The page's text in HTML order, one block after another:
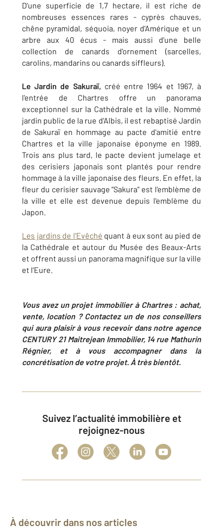
D'une superficie de 1,7 hectare, il est riche de
nombreuses essences rares - cyprès chauves,
chêne pyramidal, séquoia, noyer d'Amérique et un
arbre aux 40 écus - mais aussi d'une belle
collection de canards d'ornement (sarcelles,
carolins, mandarins ou canards siffleurs).
Le Jardin de Sakuraï, créé entre 1964 et 1967, à
l'entrée de Chartres offre un panorama
exceptionnel sur la Cathédrale et la ville. Nommé
jardin public de la rue d'Albis, il est rebaptisé Jardin
de Sakuraï en hommage au pacte d'amitié entre
Chartres et la ville japonaise éponyme en 1989.
Trois ans plus tard, le pacte devient jumelage et
des cerisiers japonais sont plantés pour rendre
hommage à la ville japonaise des fleurs. En effet, la
fleur du cerisier sauvage "Sakura" est l'emblème de
la ville et elle est devenue depuis l'emblème du
Japon.
Les jardins de l'Evêché quant à eux sont au pied de
la Cathédrale et autour du Musée des Beaux-Arts
et offrent aussi un panorama magnifique sur la ville
et l'Eure.
Vous avez un projet immobilier à Chartres : achat,
vente, location ? Contactez un de nos conseillers
qui aura plaisir à vous recevoir dans notre agence
CENTURY 21 Maitrejean Immobilier, 14 rue Mathurin
Régnier, et à vous accompagner dans la
concrétisation de votre projet. À très bientôt.
Suivez l’actualité immobilière et
rejoignez-nous
À découvrir dans nos articles